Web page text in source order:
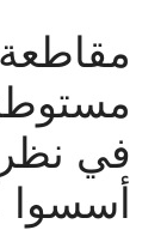
في
أسسوا